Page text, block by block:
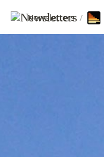
Newsletters /